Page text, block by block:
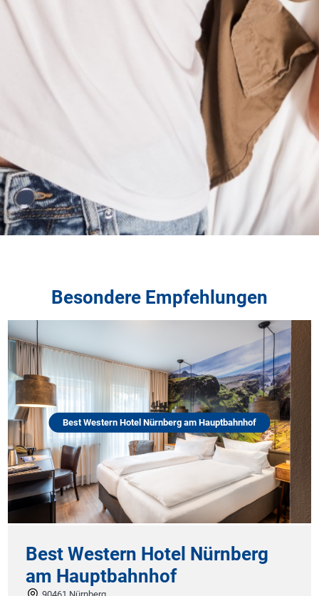
Besondere Empfehlungen
Best Western Hotel Nürnberg am Hauptbahnhof
Western Hotel Nürnberg
Hauptbahnhof